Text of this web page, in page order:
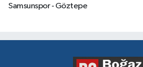
Samsunspor - Göztepe